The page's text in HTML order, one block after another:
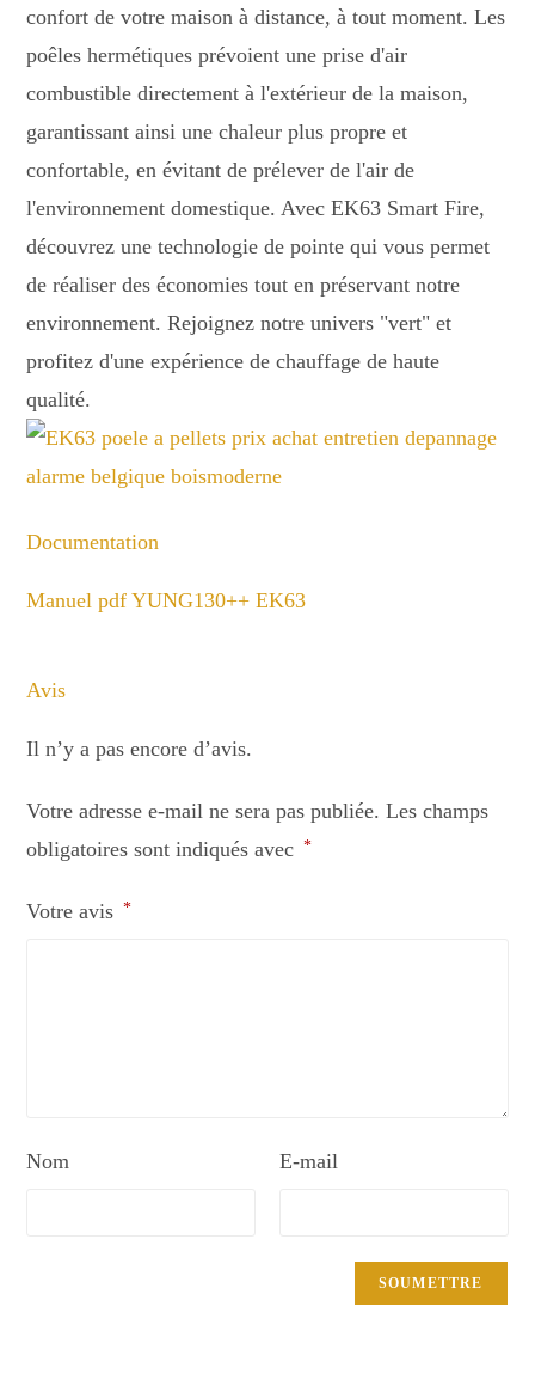
confort de votre maison à distance, à tout moment. Les
poêles hermétiques prévoient une prise d'air
combustible directement à l'extérieur de la maison,
garantissant ainsi une chaleur plus propre et
confortable, en évitant de prélever de l'air de
l'environnement domestique. Avec EK63 Smart Fire,
découvrez une technologie de pointe qui vous permet
de réaliser des économies tout en préservant notre
environnement. Rejoignez notre univers "vert" et
profitez d'une expérience de chauffage de haute
qualité.
Documentation
Manuel pdf YUNG130++ EK63
Avis
Il n’y a pas encore d’avis.
Votre adresse e-mail ne sera pas publiée. Les champs
obligatoires sont indiqués avec *
Votre avis *
Nom E-mail